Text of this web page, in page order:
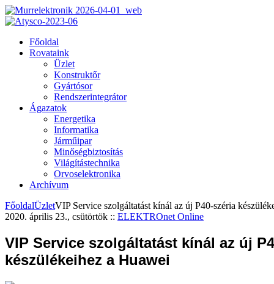
Főoldal
Rovataink
Üzlet
Konstruktőr
Gyártósor
Rendszerintegrátor
Ágazatok
Energetika
Informatika
Járműipar
Minőségbiztosítás
Világítástechnika
Orvoselektronika
Archívum
FőoldalÜzletVIP Service szolgáltatást kínál az új P40-széria
2020. április 23., csütörtök :: ELEKTROnet Online
VIP Service szolgáltatást kínál az új
készülékeihez a Huawei